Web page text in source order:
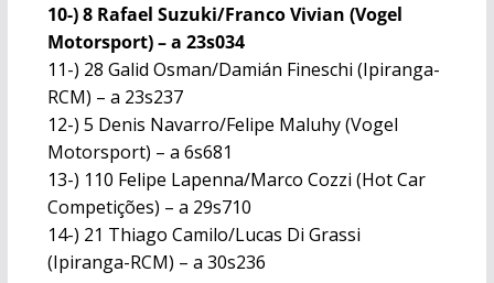
10-) 8 Rafael Suzuki/Franco Vivian (Vogel
Motorsport) – a 23s034
11-) 28 Galid Osman/Damián Fineschi (Ipiranga-
RCM) – a 23s237
12-) 5 Denis Navarro/Felipe Maluhy (Vogel
Motorsport) – a 6s681
13-) 110 Felipe Lapenna/Marco Cozzi (Hot Car
Competições) – a 29s710
14-) 21 Thiago Camilo/Lucas Di Grassi
(Ipiranga-RCM) – a 30s236